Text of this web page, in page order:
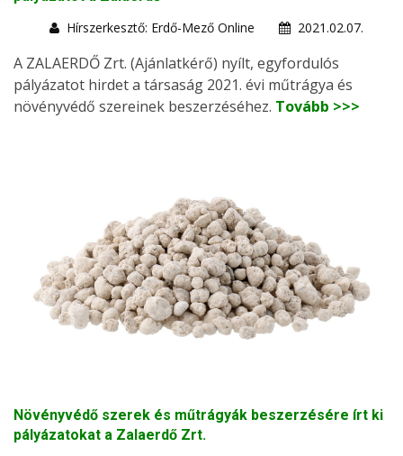
Hírszerkesztő: Erdő-Mező Online
2021.02.07.
A ZALAERDŐ Zrt. (Ajánlatkérő) nyílt, egyfordulós
pályázatot hirdet a társaság 2021. évi műtrágya és
növényvédő szereinek beszerzéséhez. Tovább >>>
Növényvédő szerek és műtrágyák beszerzésére írt ki
pályázatokat a Zalaerdő Zrt.